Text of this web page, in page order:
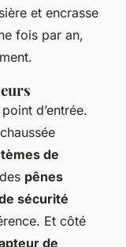
et encrasse
fois par an,
d’entrée.
de
pênes
sécurité
Et côté
de